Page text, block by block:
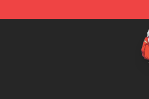
Inuyasha Store - Official